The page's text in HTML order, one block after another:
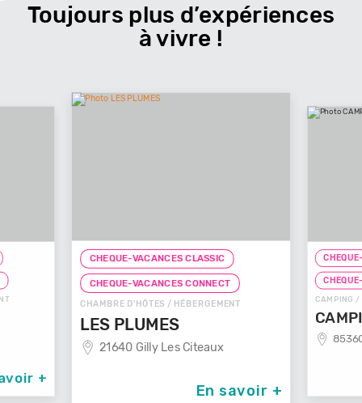
Toujours plus d’expériences
à vivre !
+
CHEQUE-VACANCES CLASSIC
CHEQUE-VACANCES CONNECT
CHAMBRE D'HÔTES / HÉBERGEMENT
LES PLUMES
21640 Gilly Les Citeaux
En savoir +
CHEQUE-
CHEQUE-
CAMPING /
CAMPING
85360 La